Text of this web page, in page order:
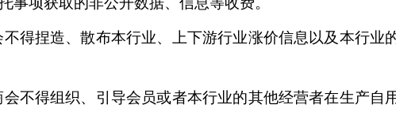
得捏造、散布本行业、上下游行业涨价信息以及本行
会不得组织、引导会员或者本行业的其他经营者在生产